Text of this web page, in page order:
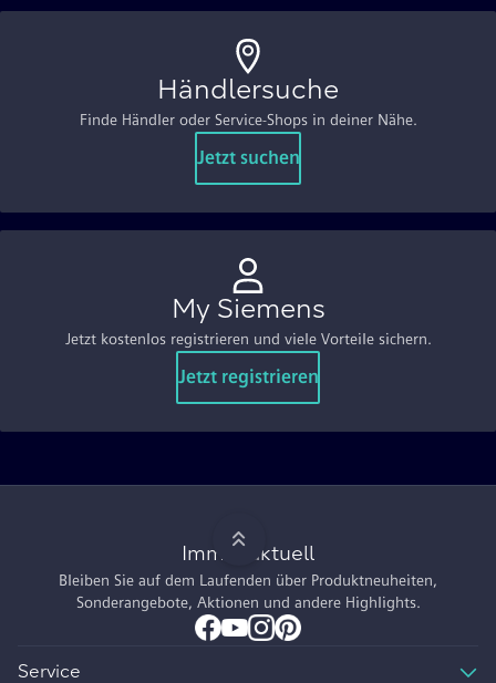
Händlersuche
Finde Händler oder Service-Shops in deiner Nähe.
Jetzt suchen
My Siemens
Jetzt kostenlos registrieren und viele Vorteile sichern.
Jetzt registrieren
Immer aktuell
Bleiben Sie auf dem Laufenden über Produktneuheiten,
Sonderangebote, Aktionen und andere Highlights.
Service